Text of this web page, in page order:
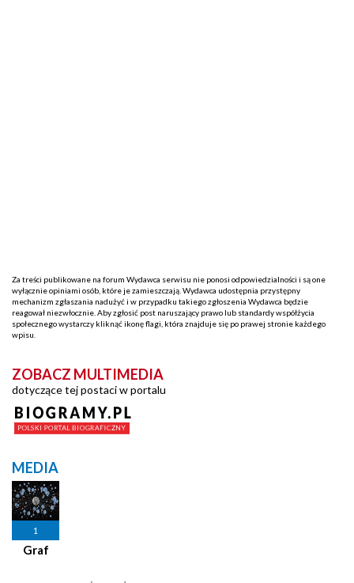
Za treści publikowane na forum Wydawca serwisu nie ponosi odpowiedzialności i są one
wyłącznie opiniami osób, które je zamieszczają. Wydawca udostępnia przystępny
mechanizm zgłaszania nadużyć i w przypadku takiego zgłoszenia Wydawca będzie
reagował niezwłocznie. Aby zgłosić post naruszający prawo lub standardy współżycia
społecznego wystarczy kliknąć ikonę flagi, która znajduje się po prawej stronie każdego
wpisu.
ZOBACZ MULTIMEDIA
dotyczące tej postaci w portalu
MEDIA
1
Graf